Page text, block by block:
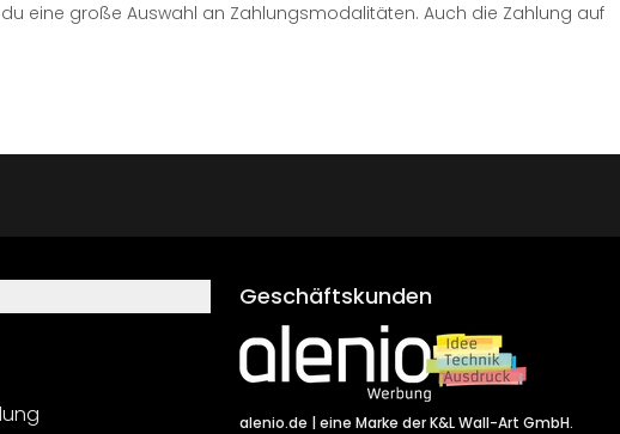
eine große Auswahl an Zahlungsmodalitäten. Auch die Zahlung auf
Geschäftskunden
alenio.de | eine Marke der K&L Wall-Art GmbH.